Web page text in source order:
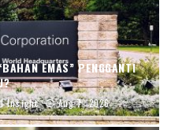
EMAS” PENGGANTI
Insight Aug 7, 2026